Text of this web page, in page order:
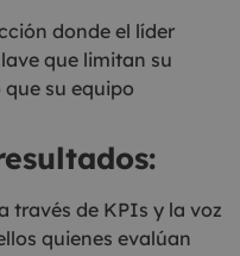
donde el líder
que limitan su
su equipo
través de KPIs y la voz
quienes evalúan